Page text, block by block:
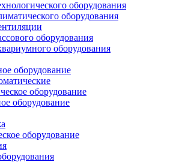
оборудования
оборудования
оборудования
оборудования
оборудование
оборудование
оборудование
оборудование